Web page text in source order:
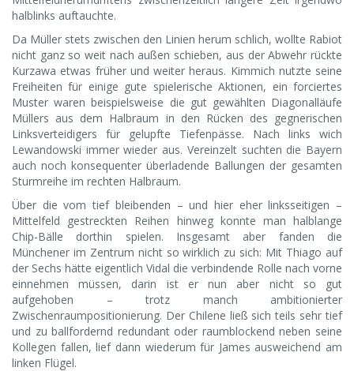
halblinks auftauchte.
Da Müller stets zwischen den Linien herum schlich, wollte Rabiot
nicht ganz so weit nach außen schieben, aus der Abwehr rückte
Kurzawa etwas früher und weiter heraus. Kimmich nutzte seine
Freiheiten für einige gute spielerische Aktionen, ein forciertes
Muster waren beispielsweise die gut gewählten Diagonalläufe
Müllers aus dem Halbraum in den Rücken des gegnerischen
Linksverteidigers für gelupfte Tiefenpässe. Nach links wich
Lewandowski immer wieder aus. Vereinzelt suchten die Bayern
auch noch konsequenter überladende Ballungen der gesamten
Sturmreihe im rechten Halbraum.
Über die vom tief bleibenden – und hier eher linksseitigen –
Mittelfeld gestreckten Reihen hinweg konnte man halblange
Chip-Bälle dorthin spielen. Insgesamt aber fanden die
Münchener im Zentrum nicht so wirklich zu sich: Mit Thiago auf
der Sechs hätte eigentlich Vidal die verbindende Rolle nach vorne
einnehmen müssen, darin ist er nun aber nicht so gut
aufgehoben – trotz manch ambitionierter
Zwischenraumpositionierung. Der Chilene ließ sich teils sehr tief
und zu ballfordernd redundant oder raumblockend neben seine
Kollegen fallen, lief dann wiederum für James ausweichend am
linken Flügel.